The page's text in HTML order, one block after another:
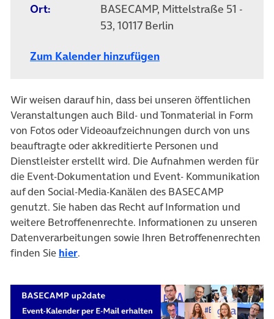
Ort:
BASECAMP, Mittelstraße 51 -
53, 10117 Berlin
Zum Kalender hinzufügen
Wir weisen darauf hin, dass bei unseren öffentlichen
Veranstaltungen auch Bild- und Tonmaterial in Form
von Fotos oder Videoaufzeichnungen durch von uns
beauftragte oder akkreditierte Personen und
Dienstleister erstellt wird. Die Aufnahmen werden für
die Event-Dokumentation und Event- Kommunikation
auf den Social-Media-Kanälen des BASECAMP
genutzt. Sie haben das Recht auf Information und
weitere Betroffenenrechte. Informationen zu unseren
Datenverarbeitungen sowie Ihren Betroffenenrechten
finden Sie hier.